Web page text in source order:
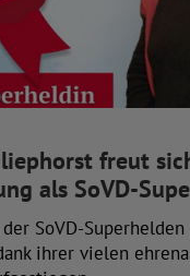
freut
als SoVD-
SoVD-
ihrer vielen